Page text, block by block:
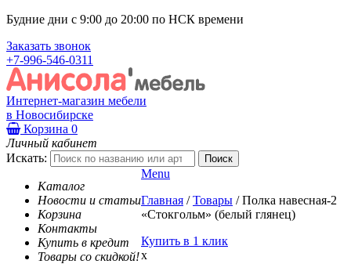
Будние дни с 9:00 до 20:00 по НСК времени
Заказать звонок
+7-996-546-0311
Интернет-магазин мебели
в Новосибирске
Корзина 0
Личный кабинет
Искать:
Каталог
Новости и статьи
Корзина
Контакты
Купить в кредит
Товары со скидкой!
Menu
Главная / Товары / Полка навесная-2
«Стокгольм» (белый глянец)
Купить в 1 клик
x